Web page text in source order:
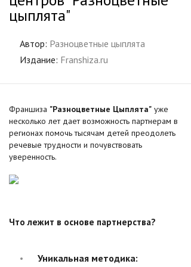
цыплята"
Автор: Разноцветные цыплята
Издание: Franshiza.ru
Франшиза "Разноцветные Цыплята" уже
несколько лет дает возможность партнерам в
регионах помочь тысячам детей преодолеть
речевые трудности и почувствовать
уверенность.
Что лежит в основе партнерства?
Уникальная методика: